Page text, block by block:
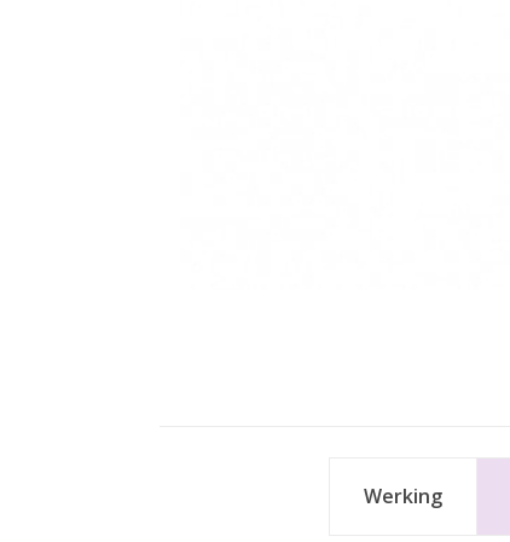
Werking